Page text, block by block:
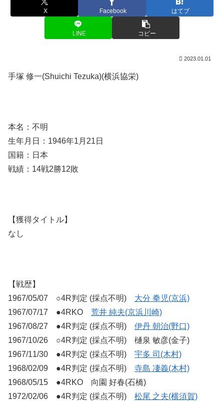
X Facebook はてブ
LINE コピー
2023.01.01
手塚 修一(Shuichi Tezuka)(横浜協栄)
本名：不明
生年月日：1946年1月21日
国籍：日本
戦績：14戦2勝12敗
【獲得タイトル】
なし
【戦歴】
1967/05/07 ○4R判定 (採点不明) 大分 拳児(京浜)
1967/07/17 ●4RKO 荒井 純夫(京浜川崎)
1967/08/27 ●4R判定 (採点不明) 伊丹 朝治(野口)
1967/10/26 ○4R判定 (採点不明) 樋泉 敏彦(金子)
1967/11/30 ●4R判定 (採点不明) 宇多 司(木村)
1968/02/09 ●4R判定 (採点不明) 寺島 凄義(木村)
1968/05/15 ●4RKO 向園 好春(石橋)
1972/02/06 ●4R判定 (採点不明) 松尾 之夫(横須賀)